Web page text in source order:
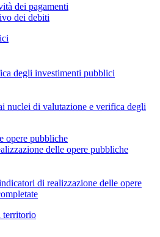
dei pagamenti
dei debiti
degli investimenti pubblici
nuclei di valutazione e verifica degli
opere pubbliche
delle opere pubbliche
di realizzazione delle opere
territorio